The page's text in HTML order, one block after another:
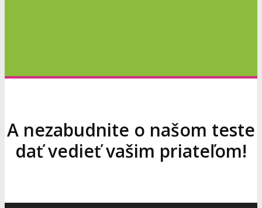
A nezabudnite o našom teste
dať vedieť vašim priateľom!